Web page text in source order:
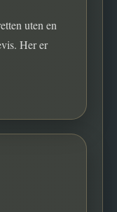
uten en
Her er